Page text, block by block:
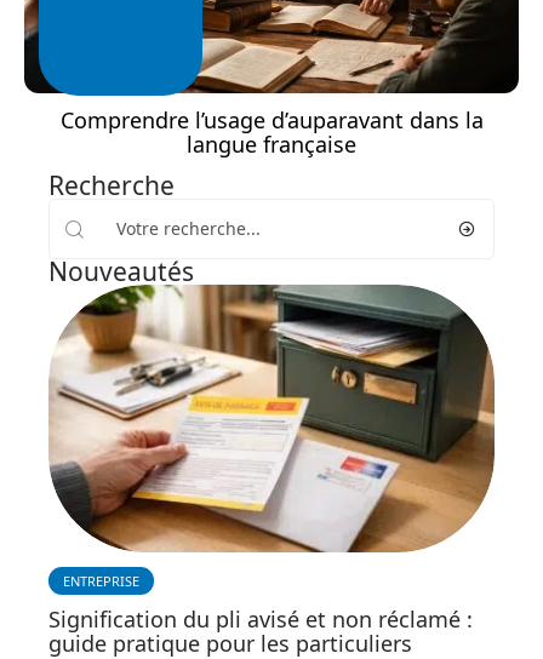
Comprendre l’usage d’auparavant dans la
langue française
Recherche
Nouveautés
ENTREPRISE
Signification du pli avisé et non réclamé :
guide pratique pour les particuliers